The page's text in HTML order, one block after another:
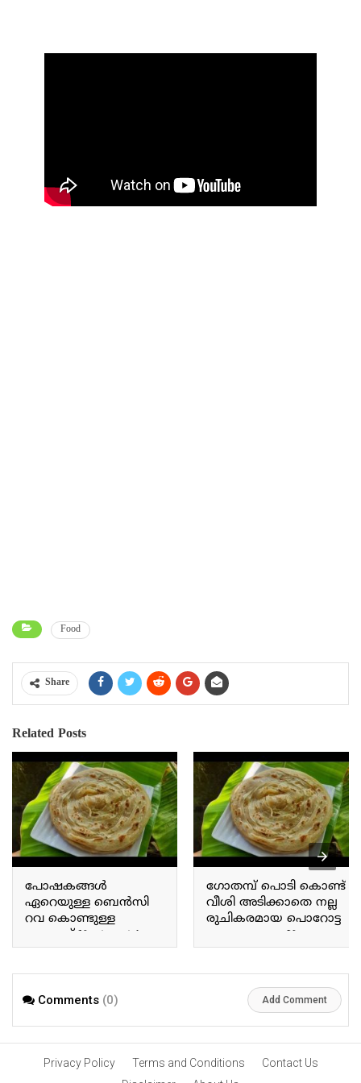
Food
Share
Related Posts
പോഷകങ്ങൾ
ഏറെയുള്ള ബെൻസി
റവ കൊണ്ടുള്ള
ഉപ്പുമാവ് Nutrient-rich
Bensi rava upma
ഗോതമ്പ് പൊടി കൊണ്ട്
വീശി അടിക്കാതെ നല്ല
രുചികരമായ പൊറോട്ട
തയ്യാറാക്കാം You can
prepare delicious wheat
need for tossing or
stretching the dough.
Comments (0) Add Comment
Privacy Policy Terms and Conditions
Contact Us